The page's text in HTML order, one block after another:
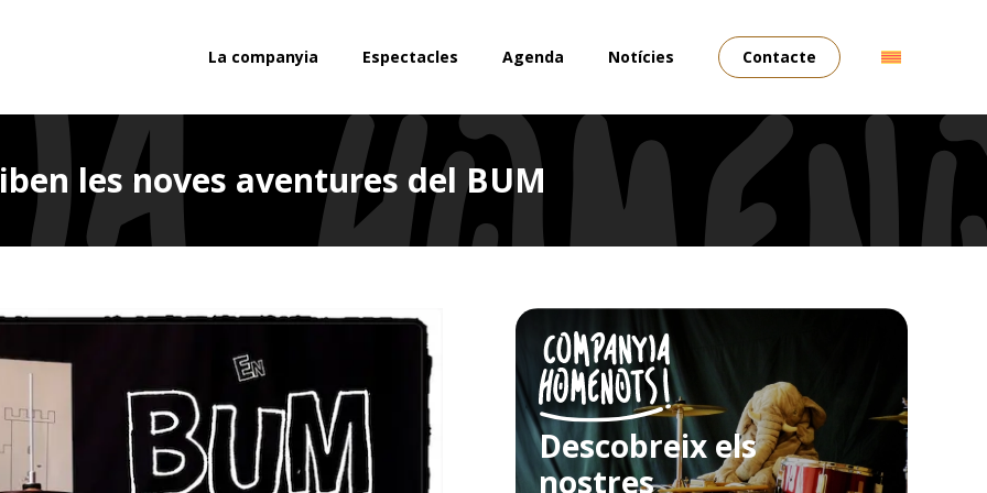
La companyia Espectacles Agenda Notícies Contacte
les noves aventures del BUM
Descobreix els
nostres